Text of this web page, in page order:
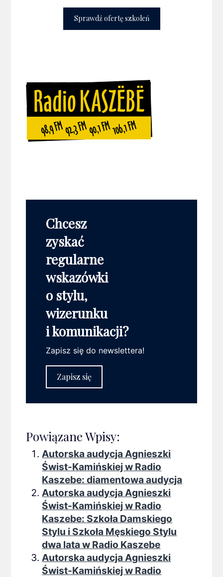
Sprawdź ofertę szkoleń
Chcesz
zyskać
regularne
wskazówki
o stylu,
wizerunku
i komunikacji?
Zapisz się do newslettera!
Zapisz się
Powiązane Wpisy:
Autorska audycja Agnieszki
Świst-Kamińskiej w Radio
Kaszebe: diamentowa audycja
Autorska audycja Agnieszki
Świst-Kamińskiej w Radio
Kaszebe: Szkoła Damskiego
Stylu i Szkoła Męskiego Stylu
dwa lata w Radio Kaszebe
Autorska audycja Agnieszki
Świst-Kamińskiej w Radio